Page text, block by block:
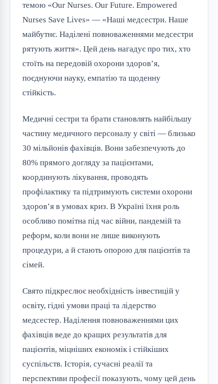
темою «Our Nurses. Our Future. Empowered
Nurses Save Lives» — «Наші медсестри. Наше
майбутнє. Наділені повноваженнями медсестри
рятують життя». Цей день нагадує про тих, хто
стоїть на передовій охорони здоров’я,
поєднуючи науку, емпатію та щоденну
стійкість.
Медичні сестри та брати становлять найбільшу
частину медичного персоналу у світі — близько
30 мільйонів фахівців. Вони забезпечують до
80% прямого догляду за пацієнтами,
координують лікування, проводять
профілактику та підтримують системи охорони
здоров’я в умовах криз. В Україні їхня роль
особливо помітна під час війни, пандемій та
реформ, коли вони не лише виконують
процедури, а й стають опорою для пацієнтів та
сімей.
Свято підкреслює необхідність інвестицій у
освіту, гідні умови праці та лідерство
медсестер. Наділення повноваженнями цих
фахівців веде до кращих результатів для
пацієнтів, міцніших економік і стійкіших
суспільств. Історія, сучасні реалії та
перспективи професії показують, чому цей день